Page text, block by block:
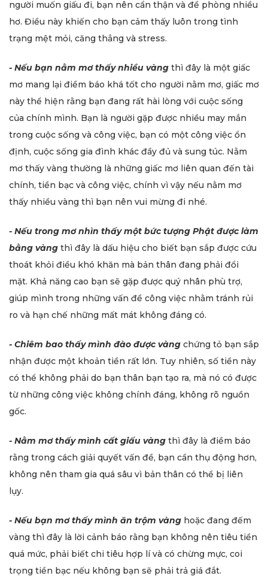
người muốn giấu đi, bạn nên cẩn thận và đề phòng nhiều
hơ. Điều này khiến cho bạn cảm thấy luôn trong tình
trạng mệt mỏi, căng thẳng và stress.
- Nếu bạn nằm mơ thấy nhiều vàng thì đây là một giấc
mơ mang lại điềm báo khá tốt cho người nằm mơ, giấc mơ
này thể hiện rằng bạn đang rất hài lòng với cuộc sống
của chính mình. Bạn là người gặp được nhiều may mắn
trong cuộc sống và công việc, bạn có một công việc ổn
định, cuộc sống gia đình khác đầy đủ và sung túc. Nằm
mơ thấy vàng thường là những giấc mơ liên quan đến tài
chính, tiền bạc và công việc, chính vì vậy nếu nằm mơ
thấy nhiều vàng thì bạn nên vui mừng đi nhé.
- Nếu trong mơ nhìn thấy một bức tượng Phật được làm
bằng vàng thì đây là dấu hiệu cho biết bạn sắp được cứu
thoát khỏi điều khó khăn mà bản thân đang phải đổi
mặt. Khả năng cao bạn sẽ gặp được quý nhân phù trợ,
giúp mình trong những vấn đề công việc nhằm tránh rủi
ro và hạn chế những mất mát không đáng có.
- Chiêm bao thấy mình đào được vàng chứng tỏ bạn sắp
nhận được một khoản tiền rất lớn. Tuy nhiên, số tiền này
có thể không phải do bạn thân bạn tạo ra, mà nó có được
từ những công việc không chính đáng, không rõ nguồn
gốc.
- Nằm mơ thấy mình cất giấu vàng thì đây là điềm báo
rằng trong cách giải quyết vấn đề, bạn cần thụ động hơn,
không nên tham gia quá sâu vì bản thân có thể bị liên
lụy.
- Nếu bạn mơ thấy mình ăn trộm vàng hoặc đang đếm
vàng thì đây là lời cảnh báo rằng bạn không nên tiêu tiền
quá mức, phải biết chi tiêu hợp lí và có chừng mực, coi
trọng tiền bạc nếu không bạn sẽ phải trả giá đắt.